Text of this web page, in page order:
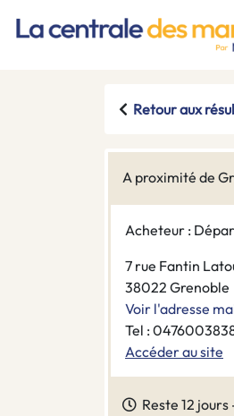
Retour aux
A proximité de
Acheteur :
7 rue Fantin
38022 Grenoble
Voir l'adresse
Tel :
Accéder au site
Reste 12